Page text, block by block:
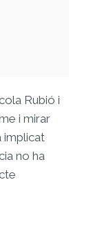
Rubió i
i mirar
implicat
no ha